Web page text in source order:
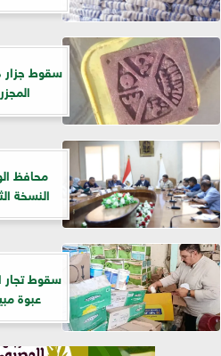
سقوط جزار
​محافظ
النسخة
عبوة